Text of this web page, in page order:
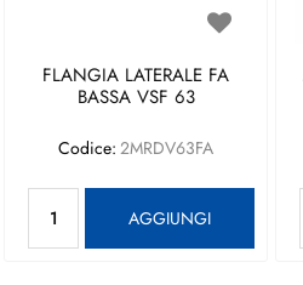
FLANGIA LATERALE FA
BASSA VSF 63
Codice: 2MRDV63FA
AGGIUNGI